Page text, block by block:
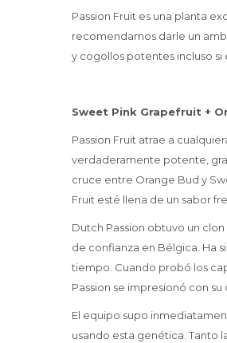
Passion Fruit es una planta
recomendamos darle un
y cogollos potentes incluso si
Sweet Pink Grapefruit +
Passion Fruit atrae a
verdaderamente potente,
cruce entre Orange Bud y
Fruit esté llena de un sabor
Dutch Passion obtuvo un
de confianza en Bélgica. Ha
tiempo. Cuando probó los
Passion se impresionó con
El equipo supo
usando esta genética. Tanto